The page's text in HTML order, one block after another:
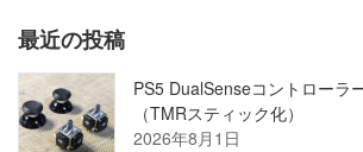
最近の投稿
PS5 DualSenseコントローラ
（TMRスティック化）
2026年8月1日